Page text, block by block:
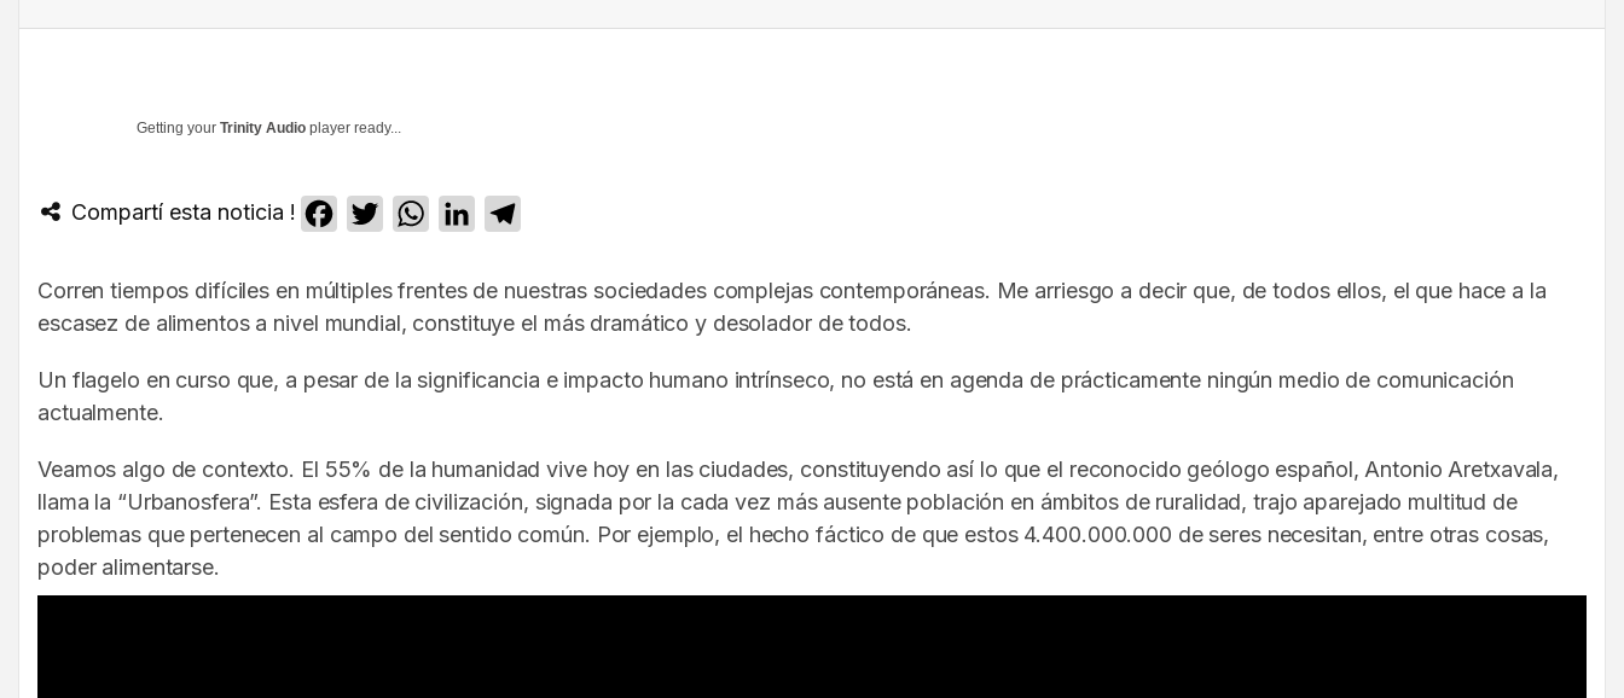
Getting your Trinity Audio player ready...
Compartí esta noticia ! Facebook
TwitterWhatsApp
LinkedIn
Corren tiempos difíciles en múltiples frentes de nuestras sociedades complejas contemporáneas. Me arriesgo a decir que, de todos ellos, el que hace a la
escasez de alimentos a nivel mundial, constituye el más dramático y desolador de todos.
Un flagelo en curso que, a pesar de la significancia e impacto humano intrínseco, no está en agenda de prácticamente ningún medio de comunicación
actualmente.
Veamos algo de contexto. El 55% de la humanidad vive hoy en las ciudades, constituyendo así lo que el reconocido geólogo español, Antonio Aretxavala,
llama la “Urbanosfera”. Esta esfera de civilización, signada por la cada vez más ausente población en ámbitos de ruralidad, trajo aparejado multitud de
problemas que pertenecen al campo del sentido común. Por ejemplo, el hecho fáctico de que estos 4.400.000.000 de seres necesitan, entre otras cosas,
poder alimentarse.